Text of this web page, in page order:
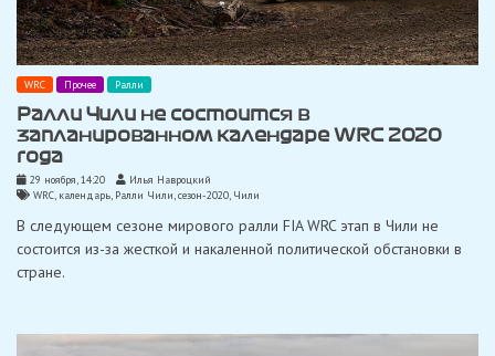
WRC Прочее Ралли
Ралли Чили не состоится в
запланированном календаре WRC 2020
года
29 ноября, 14:20
Илья Навроцкий
WRC, календарь, Ралли Чили,сезон-2020, Чили
В следующем сезоне мирового ралли FIA WRC этап в Чили не
состоится из-за жесткой и накаленной политической обстановки в
стране.